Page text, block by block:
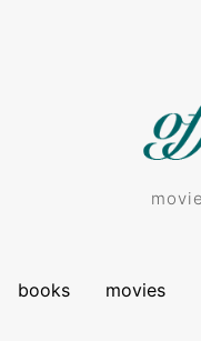
books movies